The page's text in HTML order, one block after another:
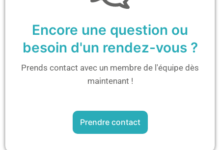
Encore une question ou
besoin d'un rendez-vous ?
Prends contact avec un membre de l'équipe dès
maintenant !
Prendre contact